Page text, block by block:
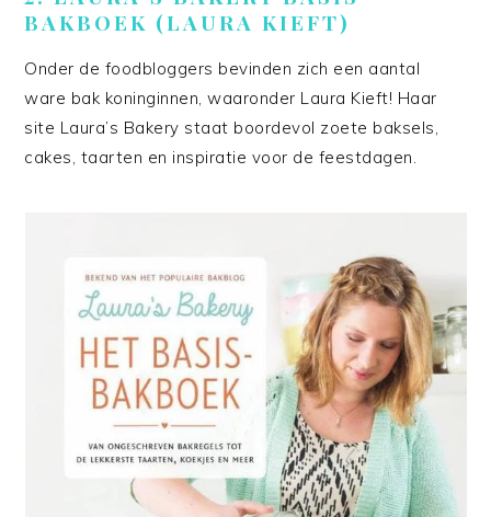
BAKBOEK (LAURA KIEFT)
Onder de foodbloggers bevinden zich een aantal
ware bak koninginnen, waaronder Laura Kieft! Haar
site Laura’s Bakery staat boordevol zoete baksels,
cakes, taarten en inspiratie voor de feestdagen.